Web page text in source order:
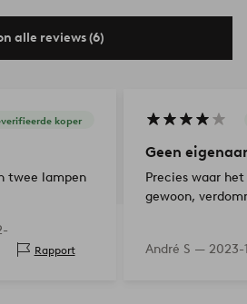
alle reviews (6)
koper
twee lampen
Rapport
Geen
Precies waar
gewoon,
André S — 2023-